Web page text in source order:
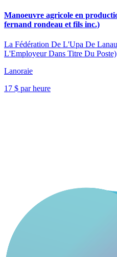
Manoeuvre agricole en
fernand rondeau et fils inc.)
La Fédération De L'Upa De
L'Employeur Dans Titre Du Poste)
Lanoraie
17 $ par heure